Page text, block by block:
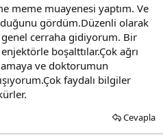
meme muayenesi yaptım. Ve
gördüm.Düzenli olarak
cerraha gidiyorum. Bir
boşalttılar.Çok ağrı
ve doktorumun
faydalı bilgiler
Cevapla